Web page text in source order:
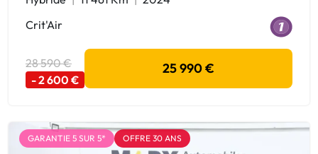
Crit'Air
28 590 €
- 2 600 €
25 990 €
GARANTIE 5 SUR 5* OFFRE 30 ANS